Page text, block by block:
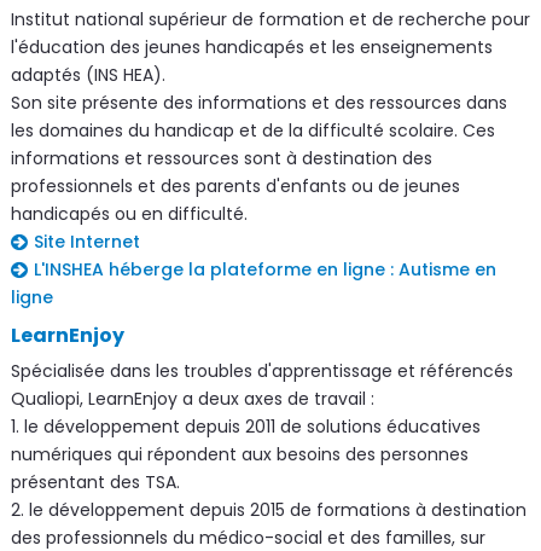
Institut national supérieur de formation et de recherche pour
l'éducation des jeunes handicapés et les enseignements
adaptés (INS HEA).
Son site présente des informations et des ressources dans
les domaines du handicap et de la difficulté scolaire. Ces
informations et ressources sont à destination des
professionnels et des parents d'enfants ou de jeunes
handicapés ou en difficulté.
Site Internet
L'INSHEA héberge la plateforme en ligne : Autisme en
ligne
LearnEnjoy
Spécialisée dans les troubles d'apprentissage et référencés
Qualiopi, LearnEnjoy a deux axes de travail :
1. le développement depuis 2011 de solutions éducatives
numériques qui répondent aux besoins des personnes
présentant des TSA.
2. le développement depuis 2015 de formations à destination
des professionnels du médico-social et des familles, sur